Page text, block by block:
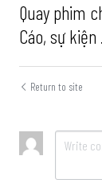
Quay phim
Cáo, sự kiện
Return to site